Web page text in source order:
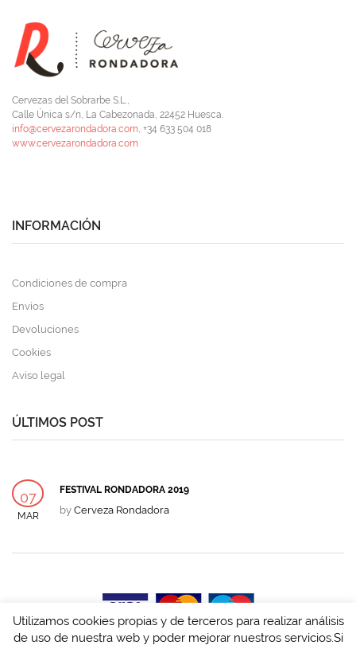
Cervezas del Sobrarbe S.L.,
Calle Única s/n, La Cabezonada, 22452 Huesca.
info@cervezarondadora.com, +34 633 504 018
www.cervezarondadora.com
INFORMACIÓN
Condiciones de compra
Envíos
Devoluciones
Cookies
Aviso legal
ÚLTIMOS POST
07
MAR
FESTIVAL RONDADORA 2019
by Cerveza Rondadora
Utilizamos cookies propias y de terceros para realizar análisis
de uso de nuestra web y poder mejorar nuestros servicios.Si